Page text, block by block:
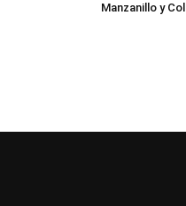
Manzanillo y